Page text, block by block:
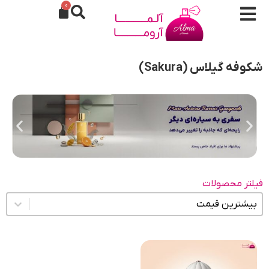
0
شکوفه گیلاس (Sakura)
فیلتر محصولات
مرتب سازی محتوا